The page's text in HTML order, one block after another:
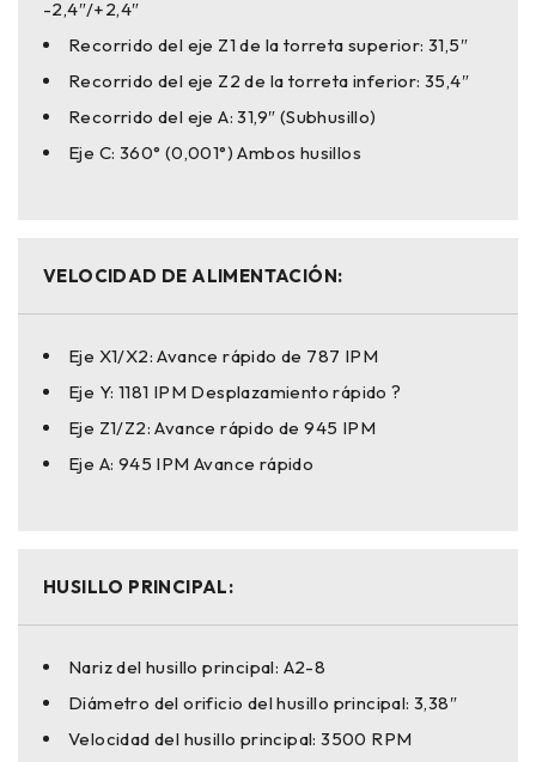
-2,4″/+2,4″
Recorrido del eje Z1 de la torreta superior: 31,5″
Recorrido del eje Z2 de la torreta inferior: 35,4″
Recorrido del eje A: 31,9″ (Subhusillo)
Eje C: 360° (0,001°) Ambos husillos
VELOCIDAD DE ALIMENTACIÓN:
Eje X1/X2: Avance rápido de 787 IPM
Eje Y: 1181 IPM Desplazamiento rápido ?
Eje Z1/Z2: Avance rápido de 945 IPM
Eje A: 945 IPM Avance rápido
HUSILLO PRINCIPAL:
Nariz del husillo principal: A2-8
Diámetro del orificio del husillo principal: 3,38″
Velocidad del husillo principal: 3500 RPM